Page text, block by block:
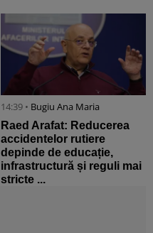
14:39 • Bugiu ⁠Ana Maria
Raed Arafat: Reducerea
accidentelor rutiere
depinde de educație,
infrastructură și reguli mai
stricte ...